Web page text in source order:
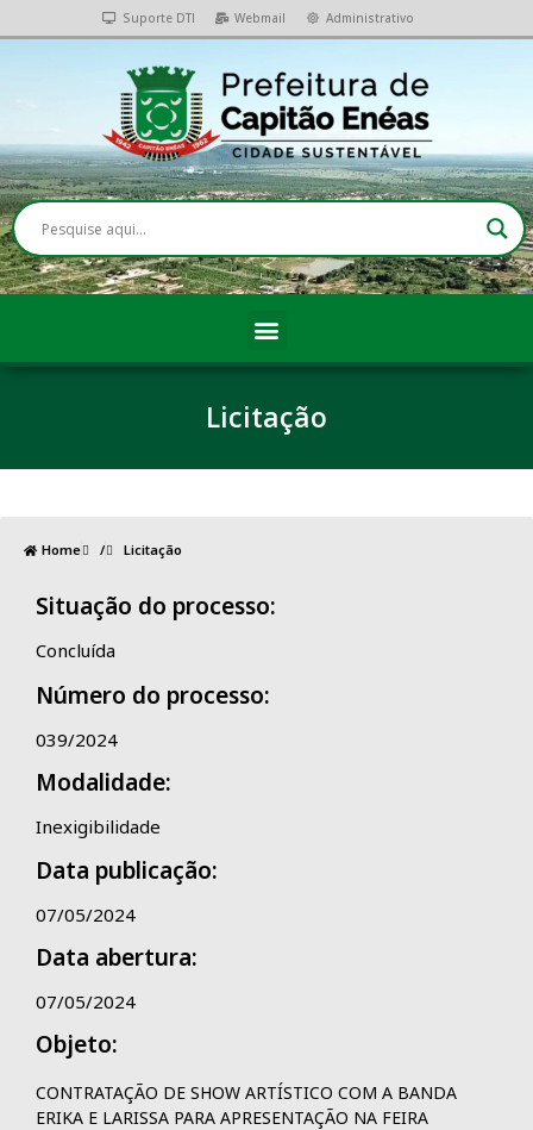
Suporte DTI Webmail Administrativo
Licitação
Home / Licitação
Situação do processo:
Concluída
Número do processo:
039/2024
Modalidade:
Inexigibilidade
Data publicação:
07/05/2024
Data abertura:
07/05/2024
Objeto:
CONTRATAÇÃO DE SHOW ARTÍSTICO COM A BANDA
ERIKA E LARISSA PARA APRESENTAÇÃO NA FEIRA